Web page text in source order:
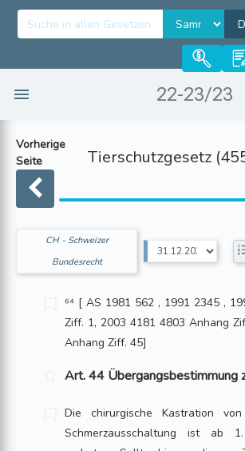
22-23/23
Vorherige
Seite
Tierschutzgesetz
CH - Schweizer
Bundesrecht
⁶⁴ [ AS 1981 562 , 1991 2345 ,
Ziff. 1, 2003 4181 4803 Anhang
Anhang Ziff. 45]
Art. 44 Übergangsbestimmung
Die chirurgische Kastration
Schmerzausschaltung ist ab